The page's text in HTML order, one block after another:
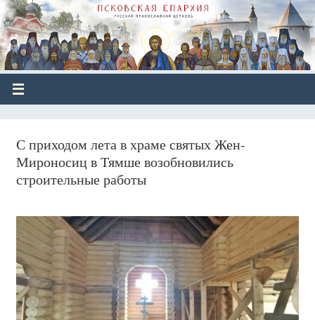
С приходом лета в храме святых Жен-
Мироносиц в Тямше возобновились
строительные работы